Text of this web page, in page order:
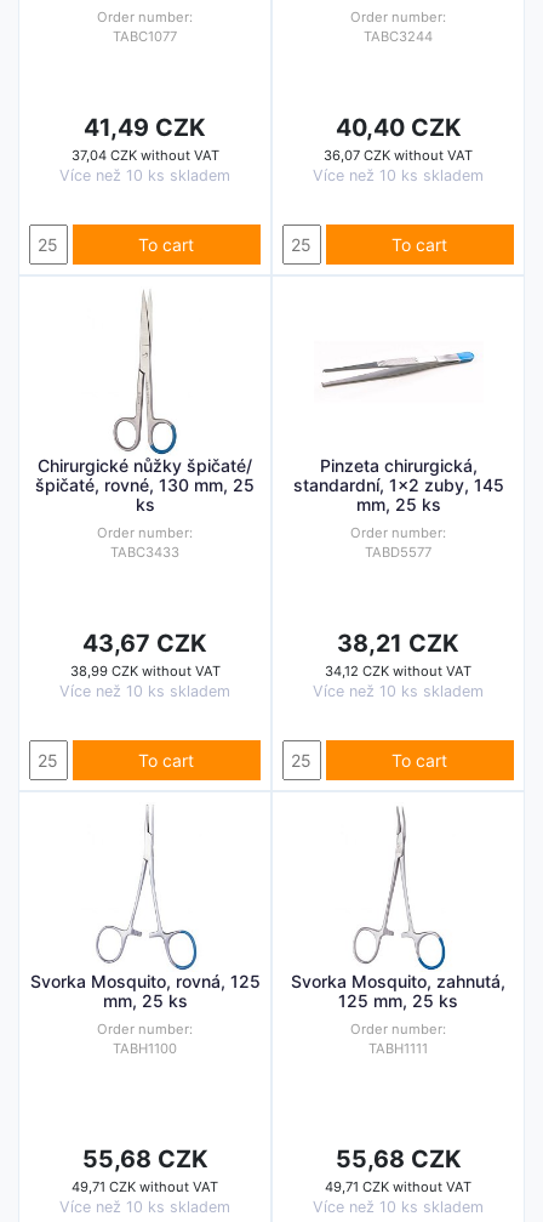
Order number:
TABC1077
41,49 CZK
37,04 CZK without VAT
Více než 10 ks skladem
To cart
Order number:
TABC3244
40,40 CZK
36,07 CZK without VAT
Více než 10 ks skladem
To cart
Chirurgické nůžky špičaté/
špičaté, rovné, 130 mm, 25
ks
Order number:
TABC3433
43,67 CZK
38,99 CZK without VAT
Více než 10 ks skladem
To cart
Pinzeta chirurgická,
standardní, 1x2 zuby, 145
mm, 25 ks
Order number:
TABD5577
38,21 CZK
34,12 CZK without VAT
Více než 10 ks skladem
To cart
Svorka Mosquito, rovná, 125
mm, 25 ks
Order number:
TABH1100
55,68 CZK
49,71 CZK without VAT
Více než 10 ks skladem
Svorka Mosquito, zahnutá,
125 mm, 25 ks
Order number:
TABH1111
55,68 CZK
49,71 CZK without VAT
Více než 10 ks skladem